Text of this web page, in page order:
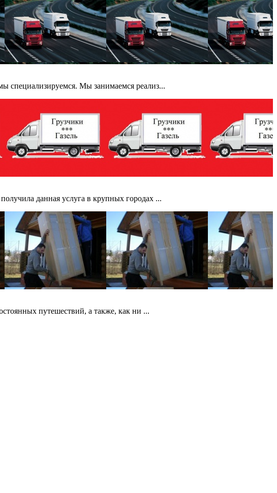
специализируемся. Мы занимаемся реализ...
данная услуга в крупных городах ...
путешествий, а также, как ни ...